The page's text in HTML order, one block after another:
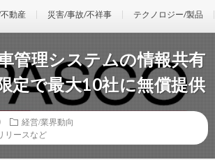
動産 災害/事故/不祥事 テクノロジー/製品
管理システムの情報共有
定で最大10社に無償提供
経営/業界動向
リースなど